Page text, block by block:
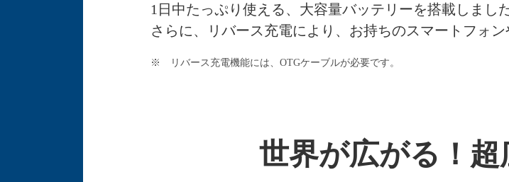
1日中たっぷり使える、大容量バッテリーを搭載しました
さらに、リバース充電により、お持ちのスマートフォ
※ リバース充電機能には、OTGケーブルが必要です。
世界が広がる！超